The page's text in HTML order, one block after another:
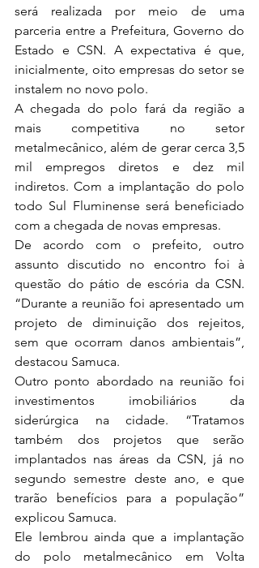
será realizada por meio de uma
parceria entre a Prefeitura, Governo do
Estado e CSN. A expectativa é que,
inicialmente, oito empresas do setor se
instalem no novo polo.
A chegada do polo fará da região a
mais competitiva no setor
metalmecânico, além de gerar cerca 3,5
mil empregos diretos e dez mil
indiretos. Com a implantação do polo
todo Sul Fluminense será beneficiado
com a chegada de novas empresas.
De acordo com o prefeito, outro
assunto discutido no encontro foi à
questão do pátio de escória da CSN.
“Durante a reunião foi apresentado um
projeto de diminuição dos rejeitos,
sem que ocorram danos ambientais”,
destacou Samuca.
Outro ponto abordado na reunião foi
investimentos imobiliários da
siderúrgica na cidade. “Tratamos
também dos projetos que serão
implantados nas áreas da CSN, já no
segundo semestre deste ano, e que
trarão benefícios para a população”
explicou Samuca.
Ele lembrou ainda que a implantação
do polo metalmecânico em Volta